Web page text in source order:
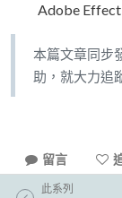
Adobe
本篇文章同步
助，就大力追
留言
此系列